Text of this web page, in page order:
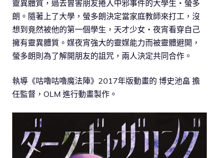
靈異體質，過去曾害朋友捲入中邪事件的大學生‧螢多
朗。隨著上了大學，螢多朗決定當家庭教師來打工，沒
想到竟然被他的第一個學生，天才少女‧夜宵看穿自己
擁有靈異體質。媒夜宵強大的靈媒能力而被靈體避開，
螢多朗則為了解開朋友的詛咒，兩人決定共同合作。
執導《咕嚕咕嚕魔法陣》2017年版動畫的 博史池畠 擔
任監督，OLM 進行動畫製作。